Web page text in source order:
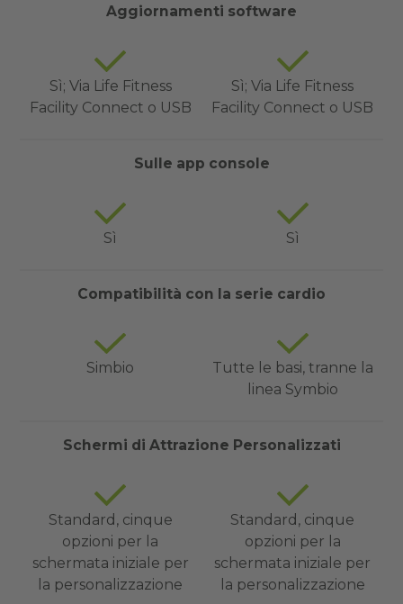
Aggiornamenti software
Sì; Via Life Fitness
Facility Connect o USB
Sì; Via Life Fitness
Facility Connect o USB
Sulle app console
Sì Sì
Compatibilità con la serie cardio
Simbio
Tutte le basi, tranne la
linea Symbio
Schermi di Attrazione Personalizzati
Standard, cinque
opzioni per la
schermata iniziale per
la personalizzazione
Standard, cinque
opzioni per la
schermata iniziale per
la personalizzazione